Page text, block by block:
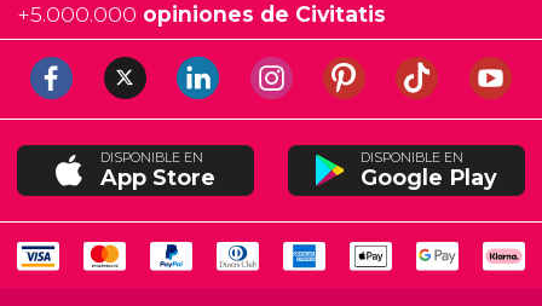
+5.000.000 opiniones de Civitatis
DISPONIBLE EN
App Store
DISPONIBLE EN
Google Play